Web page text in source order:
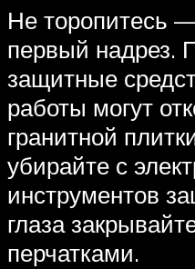
Не торопитесь
первый надрез.
защитные
работы могут
гранитной
убирайте с
инструментов
глаза
перчатками.